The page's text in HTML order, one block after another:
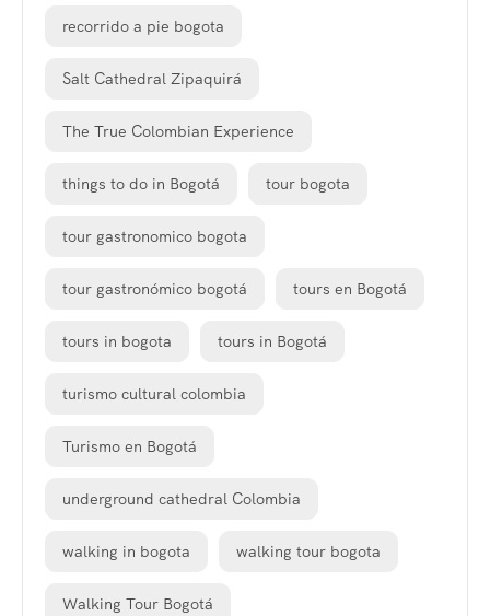
recorrido a pie bogota
Salt Cathedral Zipaquirá
The True Colombian Experience
things to do in Bogotá tour bogota
tour gastronomico bogota
tour gastronómico bogotá tours en Bogotá
tours in bogota tours in Bogotá
turismo cultural colombia
Turismo en Bogotá
underground cathedral Colombia
walking in bogota walking tour bogota
Walking Tour Bogotá